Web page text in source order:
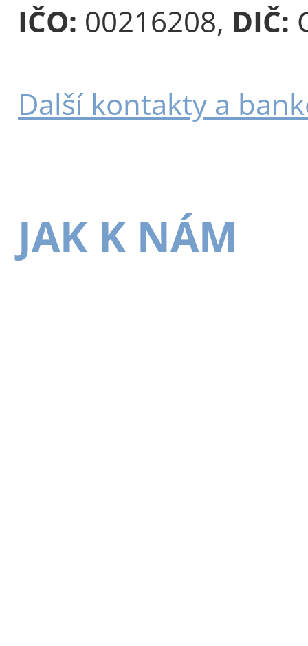
IČO: 00216208, DIČ:
Další kontakty a
JAK K NÁM